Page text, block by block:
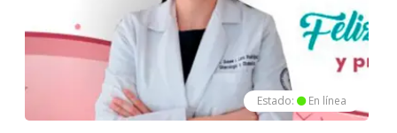
Estado: En línea